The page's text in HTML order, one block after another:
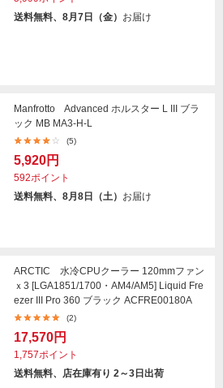
送料無料、8月7日（金） お届け
Manfrotto Advanced ホルスター L III ブラ
ック MB MA3-H-L
(5)
5,920円
592ポイント
送料無料、8月8日（土） お届け
ARCTIC 水冷CPUクーラー 120mmファン
ｘ3 [LGA1851/1700・AM4/AM5] Liquid Fre
ezer III Pro 360 ブラック ACFRE00180A
(2)
17,570円
1,757ポイント
送料無料、店在庫有り 2～3日出荷